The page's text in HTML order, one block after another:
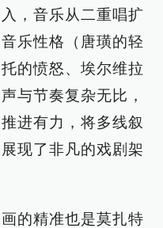
，音乐从二重唱扩
乐性格（唐璜的轻
的愤怒、埃尔维拉
与节奏复杂无比，
进有力，将多线叙
现了非凡的戏剧架
的精准也是莫扎特